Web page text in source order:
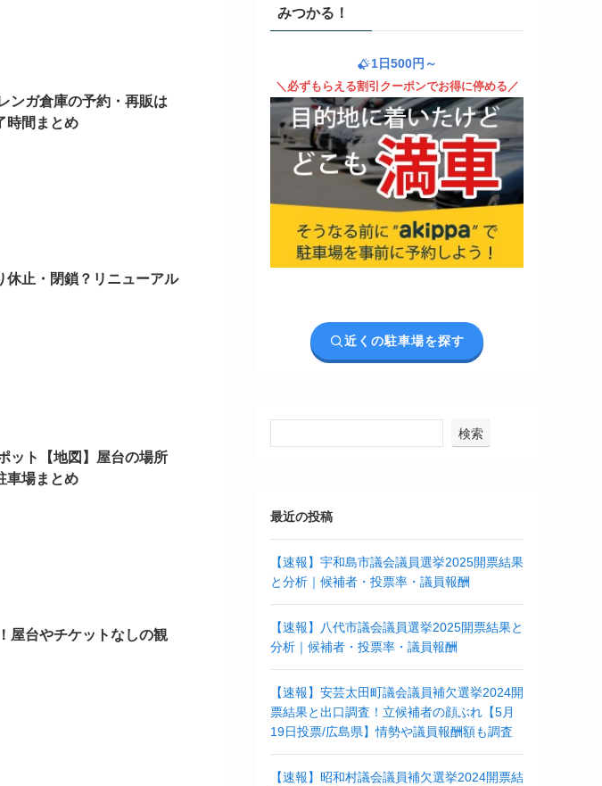
ンガ倉庫の予約・再販は
時間まとめ
休止・閉鎖？リニューアル
ット【地図】屋台の場所
車場まとめ
屋台やチケットなしの観
みつかる！
1日500円～
＼必ずもらえる割引クーポンでお得に停める／
近くの駐車場を探す
検索
最近の投稿
【速報】宇和島市議会議員選挙2025開票結果
と分析｜候補者・投票率・議員報酬
【速報】八代市議会議員選挙2025開票結果と
分析｜候補者・投票率・議員報酬
【速報】安芸太田町議会議員補欠選挙2024開
票結果と出口調査！立候補者の顔ぶれ【5月
19日投票/広島県】情勢や議員報酬額も調査
【速報】昭和村議会議員補欠選挙2024開票結